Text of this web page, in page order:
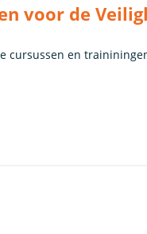
voor de
cursussen en